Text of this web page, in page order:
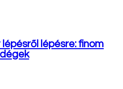
lépésre: finom